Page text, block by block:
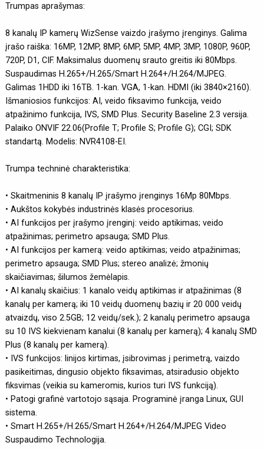
Trumpas aprašymas:
8 kanalų IP kamerų WizSense vaizdo įrašymo įrenginys. Galima
įrašo raiška: 16MP, 12MP, 8MP, 6MP, 5MP, 4MP, 3MP, 1080P, 960P,
720P, D1, CIF. Maksimalus duomenų srauto greitis iki 80Mbps.
Suspaudimas H.265+/H.265/Smart H.264+/H.264/MJPEG.
Galimas 1HDD iki 16TB. 1-kan. VGA, 1-kan. HDMI (iki 3840×2160).
Išmaniosios funkcijos: AI, veido fiksavimo funkcija, veido
atpažinimo funkcija, IVS, SMD Plus. Security Baseline 2.3 versija.
Palaiko ONVIF 22.06(Profile T; Profile S; Profile G); CGI; SDK
standartą. Modelis: NVR4108-EI.
Trumpa techninė charakteristika:
• Skaitmeninis 8 kanalų IP įrašymo įrenginys 16Mp 80Mbps.
• Aukštos kokybės industrinės klasės procesorius.
• AI funkcijos per įrašymo įrenginį: veido aptikimas; veido
atpažinimas; perimetro apsauga; SMD Plus.
• AI funkcijos per kamerą: veido aptikimas; veido atpažinimas;
perimetro apsauga; SMD Plus; stereo analizė; žmonių
skaičiavimas; šilumos žemėlapis.
• AI kanalų skaičius: 1 kanalo veidų aptikimas ir atpažinimas (8
kanalų per kamerą; iki 10 veidų duomenų bazių ir 20 000 veidų
atvaizdų, viso 2.5GB; 12 veidų/sek.); 2 kanalų perimetro apsauga
su 10 IVS kiekvienam kanalui (8 kanalų per kamerą); 4 kanalų SMD
Plus (8 kanalų per kamerą).
• IVS funkcijos: linijos kirtimas, įsibrovimas į perimetrą, vaizdo
pasikeitimas, dingusio objekto fiksavimas, atsiradusio objekto
fiksvimas (veikia su kameromis, kurios turi IVS funkciją).
• Patogi grafinė vartotojo sąsaja. Programinė įranga Linux, GUI
sistema.
• Smart H.265+/H.265/Smart H.264+/H.264/MJPEG Video
Suspaudimo Technologija.